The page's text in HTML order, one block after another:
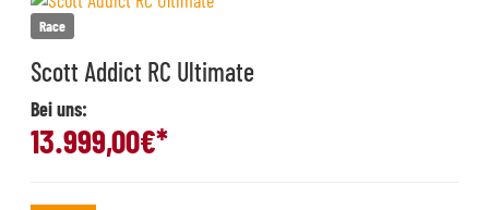
Race
Scott Addict RC Ultimate
Bei uns:
13.999,00€*